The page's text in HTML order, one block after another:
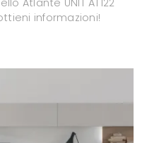
informazioni!